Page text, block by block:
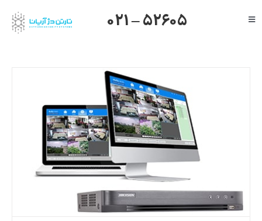
to
Toggle
درباره ما
021 – 52605